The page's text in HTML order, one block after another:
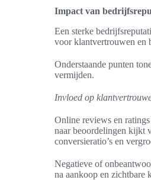
Impact van
Een sterke
voor klantvertrouwen en
Onderstaande punten
vermijden.
Invloed op
Online reviews en
naar beoordelingen kijkt
conversieratio’s en
Negatieve of
na aankoop en zichtbare